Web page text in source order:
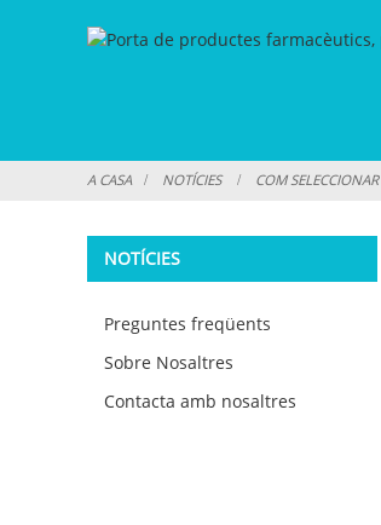
A CASA NOTÍCIES COM
NOTÍCIES
Preguntes freqüents
Sobre Nosaltres
Contacta amb nosaltres